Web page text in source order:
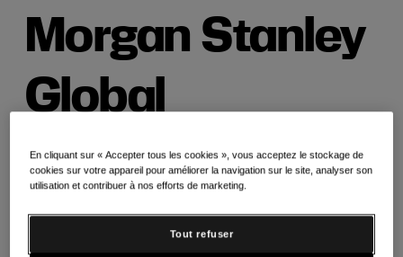
Morgan Stanley
Global
Consumer &
Retail le
En cliquant sur « Accepter tous les cookies », vous acceptez le stockage de
cookies sur votre appareil pour améliorer la navigation sur le site, analyser son
utilisation et contribuer à nos efforts de marketing.
Tout refuser